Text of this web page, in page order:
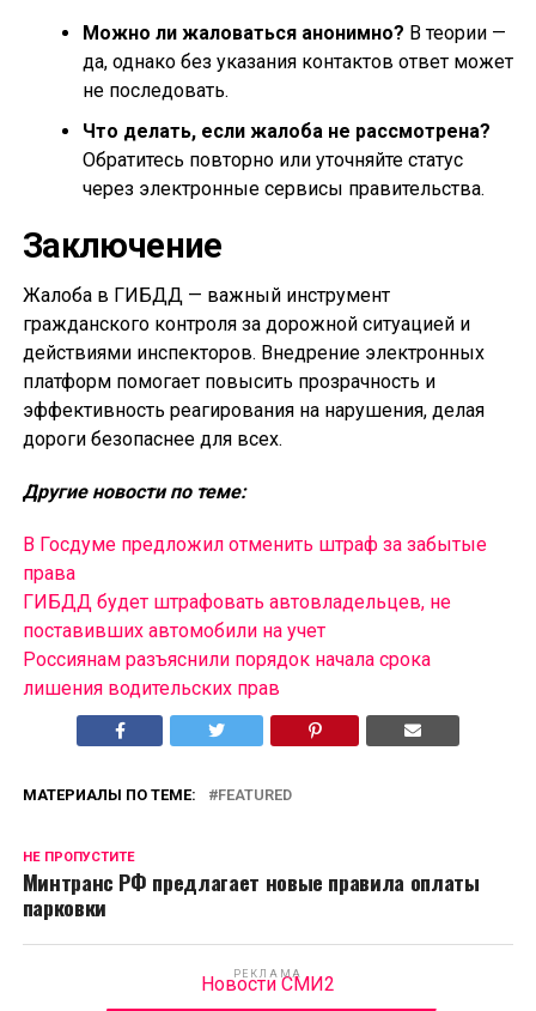
Можно ли жаловаться анонимно? В теории —
да, однако без указания контактов ответ может
не последовать.
Что делать, если жалоба не рассмотрена?
Обратитесь повторно или уточняйте статус
через электронные сервисы правительства.
Заключение
Жалоба в ГИБДД — важный инструмент
гражданского контроля за дорожной ситуацией и
действиями инспекторов. Внедрение электронных
платформ помогает повысить прозрачность и
эффективность реагирования на нарушения, делая
дороги безопаснее для всех.
Другие новости по теме:
В Госдуме предложил отменить штраф за забытые
права
ГИБДД будет штрафовать автовладельцев, не
поставивших автомобили на учет
Россиянам разъяснили порядок начала срока
лишения водительских прав
МАТЕРИАЛЫ ПО ТЕМЕ: FEATURED
НЕ ПРОПУСТИТЕ
Минтранс РФ предлагает новые правила оплаты
парковки
РЕКЛАМА
Новости СМИ2